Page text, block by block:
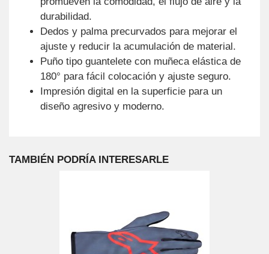
durabilidad.
Dedos y palma precurvados para mejorar el
ajuste y reducir la acumulación de material.
Puño tipo guantelete con muñeca elástica de
180° para fácil colocación y ajuste seguro.
Impresión digital en la superficie para un
diseño agresivo y moderno.
TAMBIÉN PODRÍA INTERESARLE